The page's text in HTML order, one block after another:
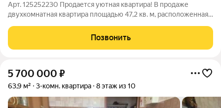
Арт. 125252230 Продается уютная квартира! В продаже
двухкомнатная квартира площадью 47,2 кв. м, расположенная
спортивный комплекс, что идеально
Позвонить
5 700 000 ₽
63,9 м² 3-комн. квартира 8 этаж из 10